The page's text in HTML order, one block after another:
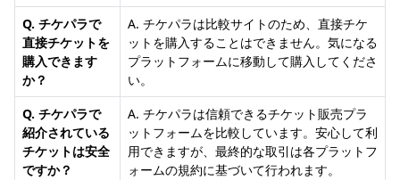
Q. チケパラで
直接チケットを
購入できます
か？
A. チケパラは比較サイトのため、直接チケ
ットを購入することはできません。気になる
プラットフォームに移動して購入してくださ
い。
Q. チケパラで
紹介されている
チケットは安全
ですか？
A. チケパラは信頼できるチケット販売プラ
ットフォームを比較しています。安心して利
用できますが、最終的な取引は各プラットフ
ォームの規約に基づいて行われます。